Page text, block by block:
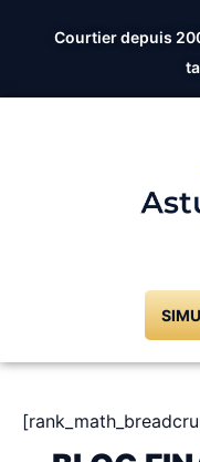
Courtier depuis